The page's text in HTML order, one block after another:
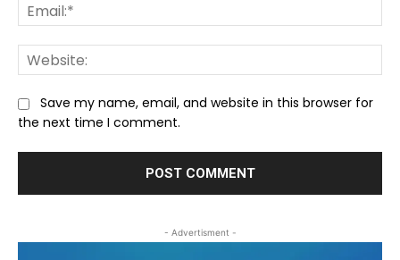
Save my name, email, and website in this browser for
the next time I comment.
- Advertisment -